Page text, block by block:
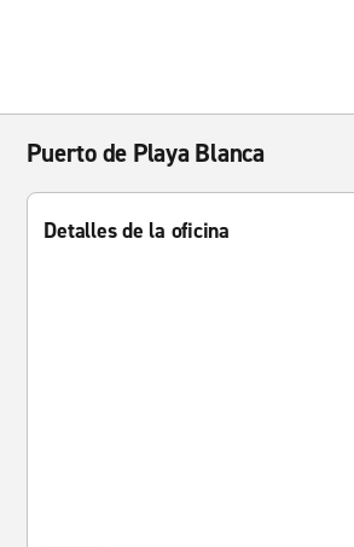
Puerto de Playa Blanca
Detalles de la oficina